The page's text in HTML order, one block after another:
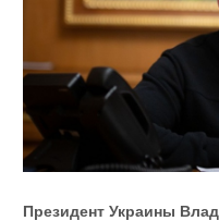
Президент Украины